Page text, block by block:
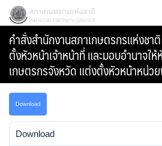
Skip
content
สภาเกษตรกรแห่งชาติ
คำสั่งสำนักงานสภาเกษตรกรแห่งชา
ตั้งหัวหน้าเจ้าหน้าที่ และมอบอำนาจใ
เกษตรกรจังหวัด แต่งตั้งหัวหน้าหน่ว
Download
Download